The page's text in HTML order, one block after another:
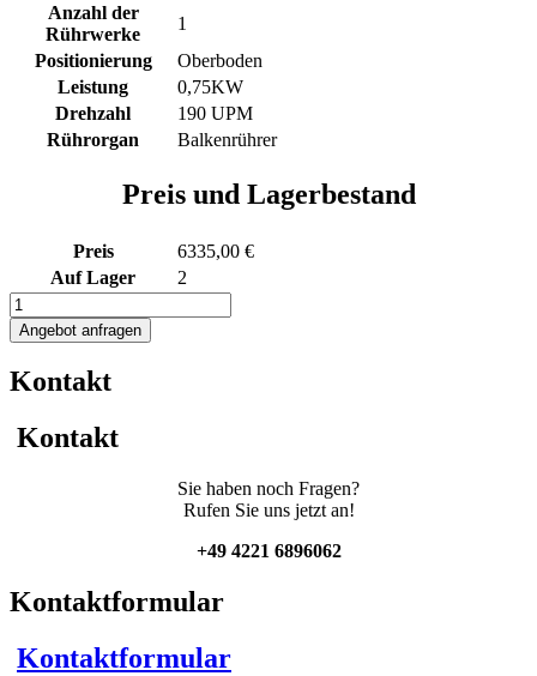
Anzahl der
Rührwerke
1
Positionierung
Oberboden
Leistung
0,75KW
Drehzahl
190 UPM
Rührorgan
Balkenrührer
Preis und Lagerbestand
Preis
6335,00 €
Auf Lager
2
510L
heiz-/kühlbarer
Rührwerksbehälter
Thermoplate
Balkenrührwerk
Menge
Angebot anfragen
Kontakt
Kontakt
Sie haben noch Fragen?
Rufen Sie uns jetzt an!
+49 4221 6896062
Kontaktformular
Kontaktformular